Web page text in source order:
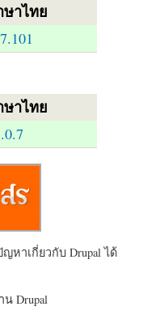
ษาไทย
7.101
ษาไทย
าเกี่ยวกับ Drupal ได้
Drupal